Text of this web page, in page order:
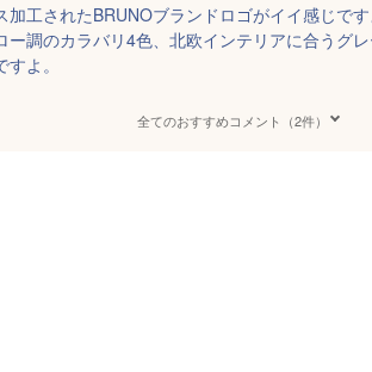
加工されたBRUNOブランドロゴがイイ感じで
ー調のカラバリ4色、北欧インテリアに合うグ
よ。
全てのおすすめコメント（2件）